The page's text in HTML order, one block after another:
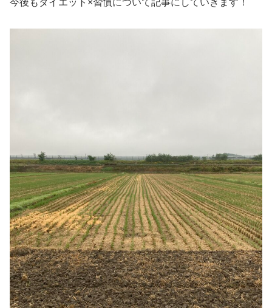
今後もダイエット×習慣について記事にしていきます！